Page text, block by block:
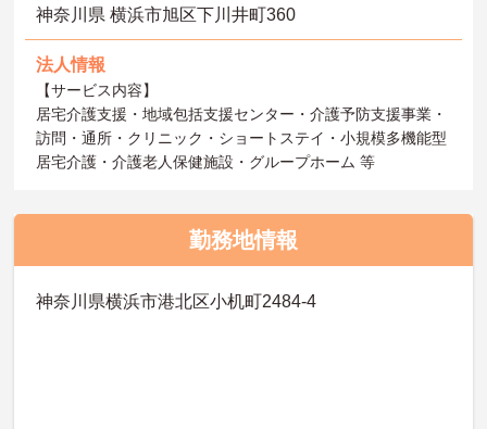
神奈川県 横浜市旭区下川井町360
法人情報
【サービス内容】
居宅介護支援・地域包括支援センター・介護予防支援事業・
訪問・通所・クリニック・ショートステイ・小規模多機能型
居宅介護・介護老人保健施設・グループホーム 等
勤務地情報
神奈川県横浜市港北区小机町2484-4